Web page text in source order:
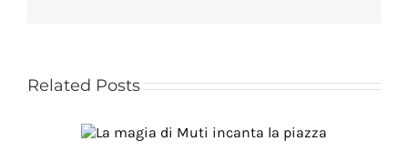
Related Posts